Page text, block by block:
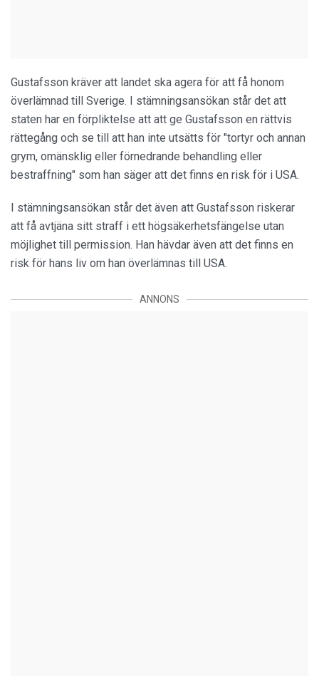
Gustafsson kräver att landet ska agera för att få honom
överlämnad till Sverige. I stämningsansökan står det att
staten har en förpliktelse att att ge Gustafsson en rättvis
rättegång och se till att han inte utsätts för "tortyr och annan
grym, omänsklig eller förnedrande behandling eller
bestraffning" som han säger att det finns en risk för i USA.
I stämningsansökan står det även att Gustafsson riskerar
att få avtjäna sitt straff i ett högsäkerhetsfängelse utan
möjlighet till permission. Han hävdar även att det finns en
risk för hans liv om han överlämnas till USA.
ANNONS